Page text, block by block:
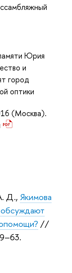
Юрия
и
город
оптики
(Москва).
Д., Якимова
//